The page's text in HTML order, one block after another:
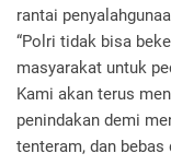
rantai
“Polri tidak bisa
masyarakat untuk
Kami akan terus
penindakan demi
tenteram, dan bebas